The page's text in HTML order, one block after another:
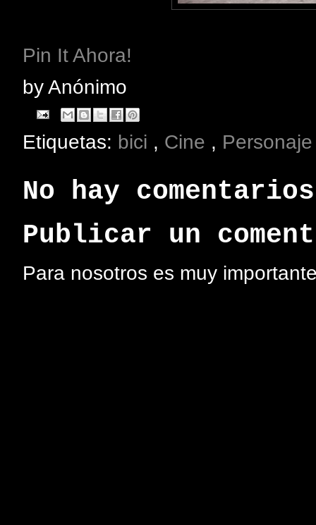
Pin It Ahora!
byAnónimo
Etiquetas: bici , Cine , Personaje
No hay
Publicar un
Para nosotros es muy